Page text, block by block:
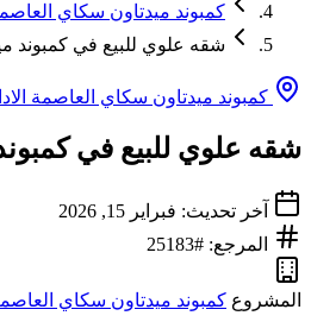
كمبوند ميدتاون سكاي
شقه علوي للبيع في كمبوند
كمبوند ميدتاون سكاي العاصمة
شقه علوي للبيع في كمبوند
آخر تحديث: فبراير 15, 2026
المرجع: #25183
المشروع كمبوند ميدتاون سكاي العاصمة